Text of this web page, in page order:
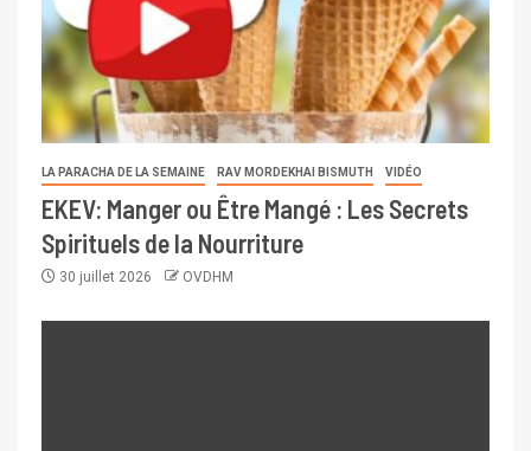
LA PARACHA DE LA SEMAINE RAV MORDEKHAI BISMUTH VIDÉO
EKEV: Manger ou Être Mangé : Les Secrets
Spirituels de la Nourriture
30 juillet 2026 OVDHM